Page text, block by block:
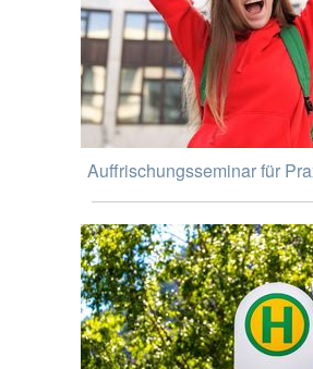
Auffrischungsseminar für